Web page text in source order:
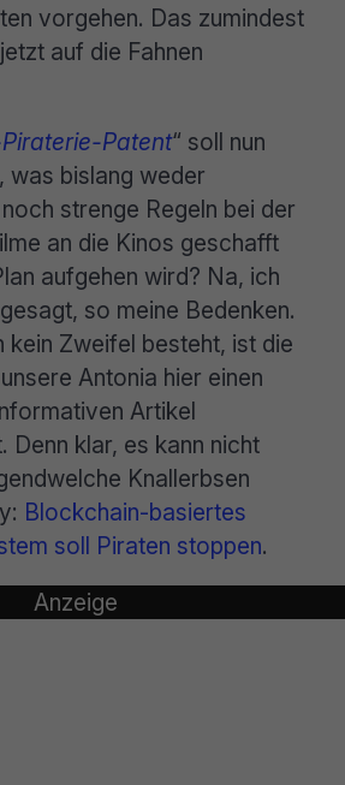
vorgehen. Das zumindest
auf die Fahnen
Patent“ soll nun
was bislang weder
strenge Regeln bei der
an die Kinos geschafft
aufgehen wird? Na, ich
so meine Bedenken.
kein Zweifel besteht, ist die
Antonia hier einen
Artikel
Denn klar, es kann nicht
Knallerbsen
Blockchain-basiertes
soll Piraten stoppen.